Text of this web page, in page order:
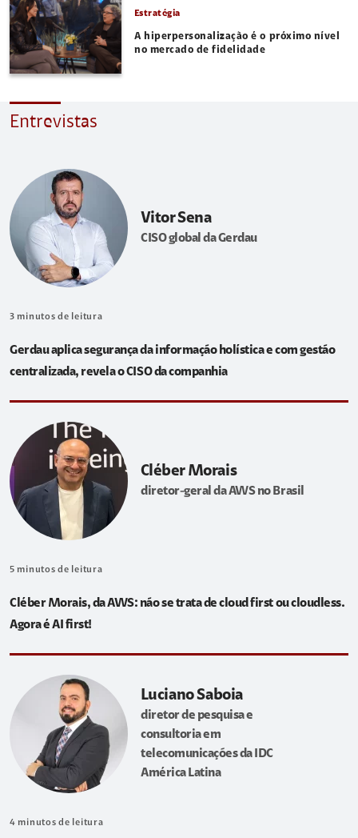
Estratégia
A hiperpersonalização é o próximo nível
no mercado de fidelidade
Entrevistas
Vitor Sena
CISO global da Gerdau
3 minutos de leitura
Gerdau aplica segurança da informação holística e com gestão
centralizada, revela o CISO da companhia
Cléber Morais
diretor-geral da AWS no Brasil
5 minutos de leitura
Cléber Morais, da AWS: não se trata de cloud first ou cloudless.
Agora é AI first!
Luciano Saboia
diretor de pesquisa e
consultoria em
telecomunicações da IDC
América Latina
4 minutos de leitura